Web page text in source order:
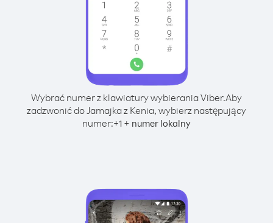
Wybrać numer z klawiatury wybierania Viber.Aby
zadzwonić do Jamajka z Kenia, wybierz następujący
numer:+1 + numer lokalny